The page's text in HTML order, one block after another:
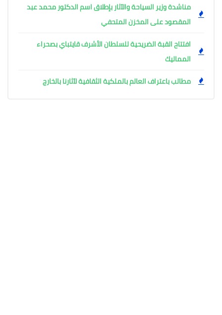
مناشدة وزير السياحة والآثار بإطلاق اسم الدكتور محمد عبد
المقصود على المخزن المتحفي
افتتاح القبة الضريحية للسلطان الأشرف قايتباي بصحراء
المماليك
مطالب باعتراف العالم بالملكية الثقافية لآثارنا بالخارج